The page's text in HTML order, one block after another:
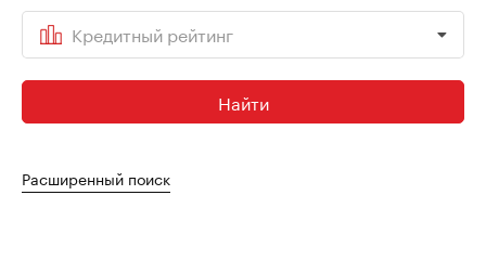
Кредитный рейтинг
Найти
Расширенный поиск